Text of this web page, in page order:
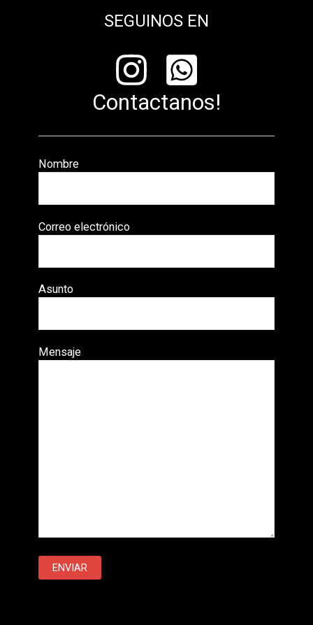
SEGUINOS EN
Contactanos!
Nombre
Correo electrónico
Asunto
Mensaje